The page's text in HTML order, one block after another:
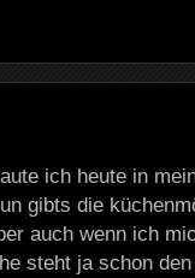
ich heute in
gibts die
auch wenn ich
steht ja schon